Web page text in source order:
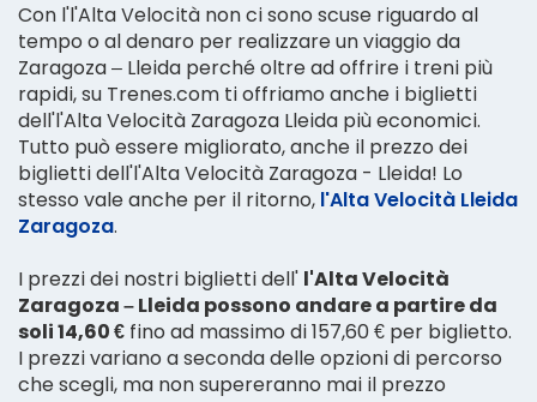
Con l'l'Alta Velocità non ci sono scuse riguardo al
tempo o al denaro per realizzare un viaggio da
Zaragoza – Lleida perché oltre ad offrire i treni più
rapidi, su Trenes.com ti offriamo anche i biglietti
dell'l'Alta Velocità Zaragoza Lleida più economici.
Tutto può essere migliorato, anche il prezzo dei
biglietti dell'l'Alta Velocità Zaragoza - Lleida! Lo
stesso vale anche per il ritorno, l'Alta Velocità Lleida
Zaragoza.
I prezzi dei nostri biglietti dell' l'Alta Velocità
Zaragoza – Lleida possono andare a partire da
soli 14,60 € fino ad massimo di 157,60 € per biglietto.
I prezzi variano a seconda delle opzioni di percorso
che scegli, ma non supereranno mai il prezzo